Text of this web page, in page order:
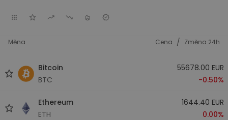
Měna Cena / Změna 24h
Bitcoin
BTC
55678.00 EUR
-0.50%
Ethereum
ETH
1644.40 EUR
0.00%